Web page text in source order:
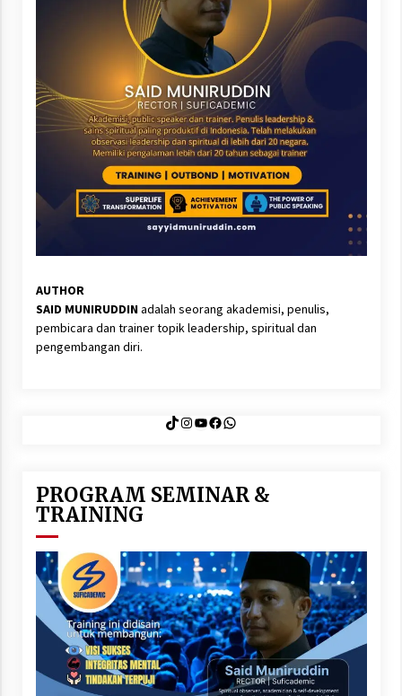
AUTHOR
SAID MUNIRUDDINadalah seorang akademisi, penulis,
pembicara dan trainer topik leadership, spiritual dan
pengembangan diri.
TikTok
Instagram
YouTube
Facebook
WhatsApp
PROGRAM SEMINAR &
TRAINING